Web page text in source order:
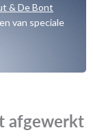
& De Bont
van speciale
afgewerkt